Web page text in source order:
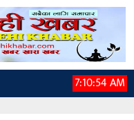
7:10:55 AM